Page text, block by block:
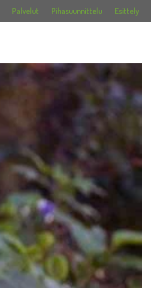
Palvelut Pihasuunnittelu Esittely